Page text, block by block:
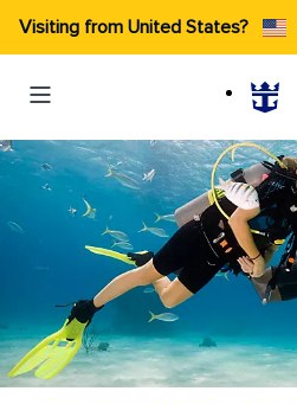
Visiting from United States?